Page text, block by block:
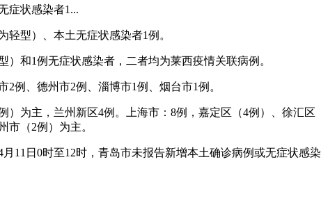
症状感染者1...
轻型）、本土无症状感染者1例。
和1例无症状感染者，二者均为莱西疫情关联病例。
例、德州市2例、淄博市1例、烟台市1例。
）为主，兰州新区4例。上海市：8例，嘉定区（4例）、徐汇
市（2例）为主。
11日0时至12时，青岛市未报告新增本土确诊病例或无症状感